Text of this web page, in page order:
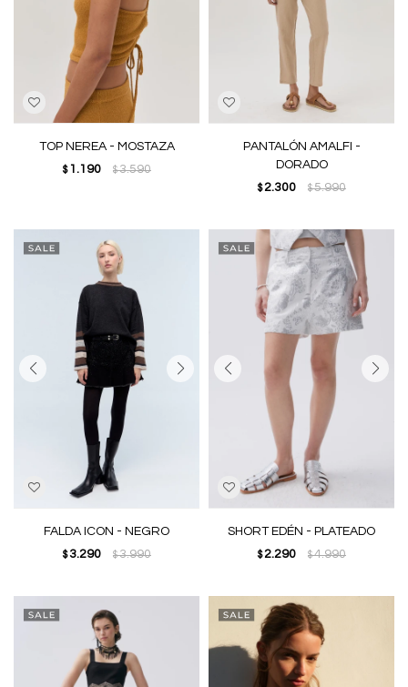
TOP NEREA - MOSTAZA
$ 1.190 $3.590
PANTALÓN AMALFI -
DORADO
$ 2.300 $5.990
FALDA ICON - NEGRO
$ 3.290 $3.990
SHORT EDÉN - PLATEADO
$ 2.290 $4.990